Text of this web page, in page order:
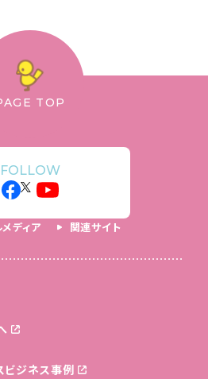
TOP
FOLLOW
ディア 関連サイト
ビジネス事例